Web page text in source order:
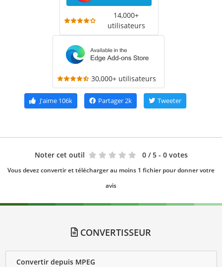
14,000+
utilisateurs
30,000+ utilisateurs
J'aime106k Partager2k Tweeter
Noter cet outil 0 / 5 - 0 votes
Vous devez convertir et télécharger au moins 1 fichier pour donner votre
avis
CONVERTISSEUR
Convertir depuis MPEG